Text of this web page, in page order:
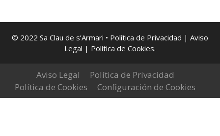
el
futuro:
Hacia
Fundación
Antonio
Roig
© 2022 Sa Clau de s’Armari • Política de Privacidad | Aviso
Legal | Política de Cookies.
Aviso Legal
Política de Privacidad
Política de Cookies
Configuración de Cookies